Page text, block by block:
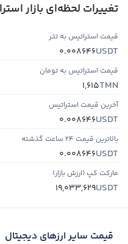
تغییرات لحظه‌ای بازار
قیمت استراتیس به تتر
USDT
0.008646
قیمت استراتیس به تومان
TMN
1,615
آخرین قیمت استراتیس
USDT
0.008646
بالاترین قیمت ۲۴ ساعت گذشته
USDT
0.008646
مارکت کپ (ارزش بازار)
USDT
19,033,629
قیمت سایر ارزهای دیجیتال